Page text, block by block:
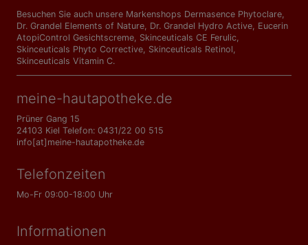
Besuchen Sie auch unsere Markenshops Dermasence Phytoclare
Dr. Grandel Elements of Nature Dr. Grandel Hydro Active Eucerin
AtopiControl Gesichtscreme Skinceuticals CE Ferulic
Skinceuticals Phyto Corrective Skinceuticals Retinol
Skinceuticals Vitamin C.
meine-hautapotheke.de
Prüner Gang 15
24103 Kiel Telefon: 0431/22 00 515
info[at]meine-hautapotheke.de
Telefonzeiten
Mo-Fr 09:00-18:00 Uhr
Informationen